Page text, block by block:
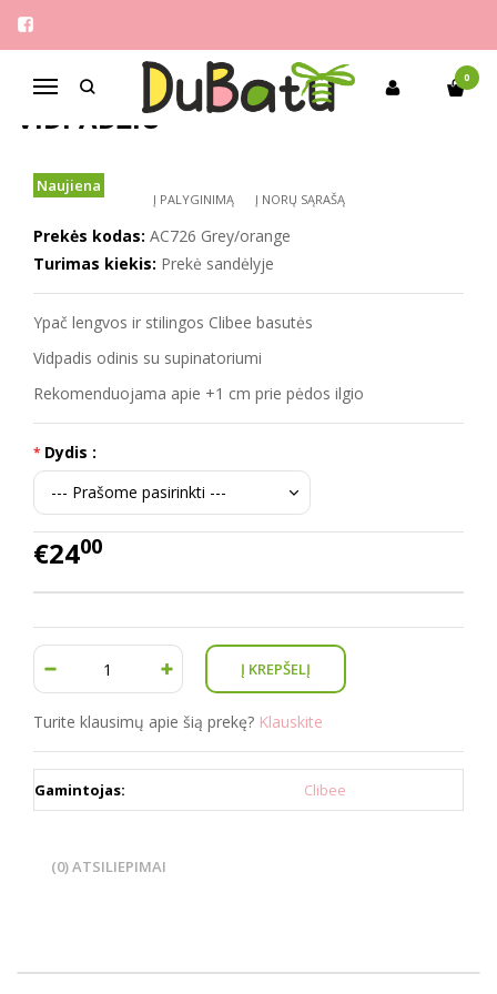
Navigacija
0
Pagrindinis
CLIBEE 33-38 BASUTĖS ODINIU
VIDPADŽIU
Naujiena
Į PALYGINIMĄ Į NORŲ SĄRAŠĄ
Prekės kodas: AC726 Grey/orange
Turimas kiekis: Prekė sandėlyje
Ypač lengvos ir stilingos Clibee basutės
Vidpadis odinis su supinatoriumi
Rekomenduojama apie +1 cm prie pėdos ilgio
Dydis :
€2400
Turite klausimų apie šią prekę? Klauskite
Gamintojas: Clibee
(0) ATSILIEPIMAI